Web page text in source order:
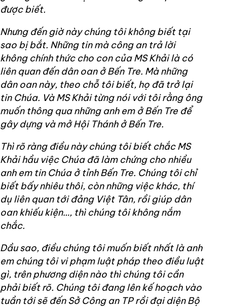
được biết.
Nhưng đến giờ này chúng tôi không biết tại
sao bị bắt. Những tin mà công an trả lời
không chính thức cho con của MS Khải là có
liên quan đến dân oan ở Bến Tre. Mà những
dân oan này, theo chỗ tôi biết, họ đã trở lại
tin Chúa. Và MS Khải từng nói với tôi rằng ông
muốn thông qua những anh em ở Bến Tre để
gây dựng và mở Hội Thánh ở Bến Tre.
Thì rõ ràng điều này chúng tôi biết chắc MS
Khải hầu việc Chúa đã làm chứng cho nhiều
anh em tin Chúa ở tỉnh Bến Tre. Chúng tôi chỉ
biết bấy nhiêu thôi, còn những việc khác, thí
dụ liên quan tới đảng Việt Tân, rồi giúp dân
oan khiếu kiện…, thì chúng tôi không nắm
chắc.
Dầu sao, điều chúng tôi muốn biết nhất là anh
em chúng tôi vi phạm luật pháp theo điều luật
gì, trên phương diện nào thì chúng tôi cần
phải biết rõ. Chúng tôi đang lên kế hoạch vào
tuần tới sẽ đến Sở Công an TP rồi đại diện Bộ